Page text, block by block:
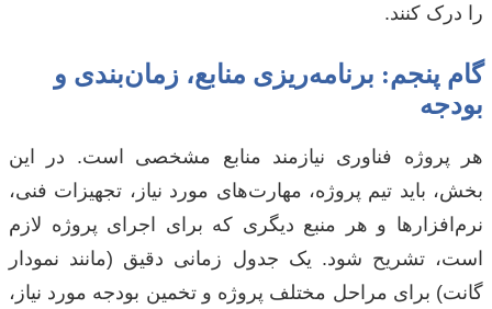
را درک کنند.
گام پنجم: برنامه‌ریزی منابع، زمان‌بندی و
بودجه
هر پروژه فناوری نیازمند منابع مشخصی است. در این
بخش، باید تیم پروژه، مهارت‌های مورد نیاز، تجهیزات فنی،
نرم‌افزارها و هر منبع دیگری که برای اجرای پروژه لازم
است، تشریح شود. یک جدول زمانی دقیق (مانند نمودار
گانت) برای مراحل مختلف پروژه و تخمین بودجه مورد نیاز،